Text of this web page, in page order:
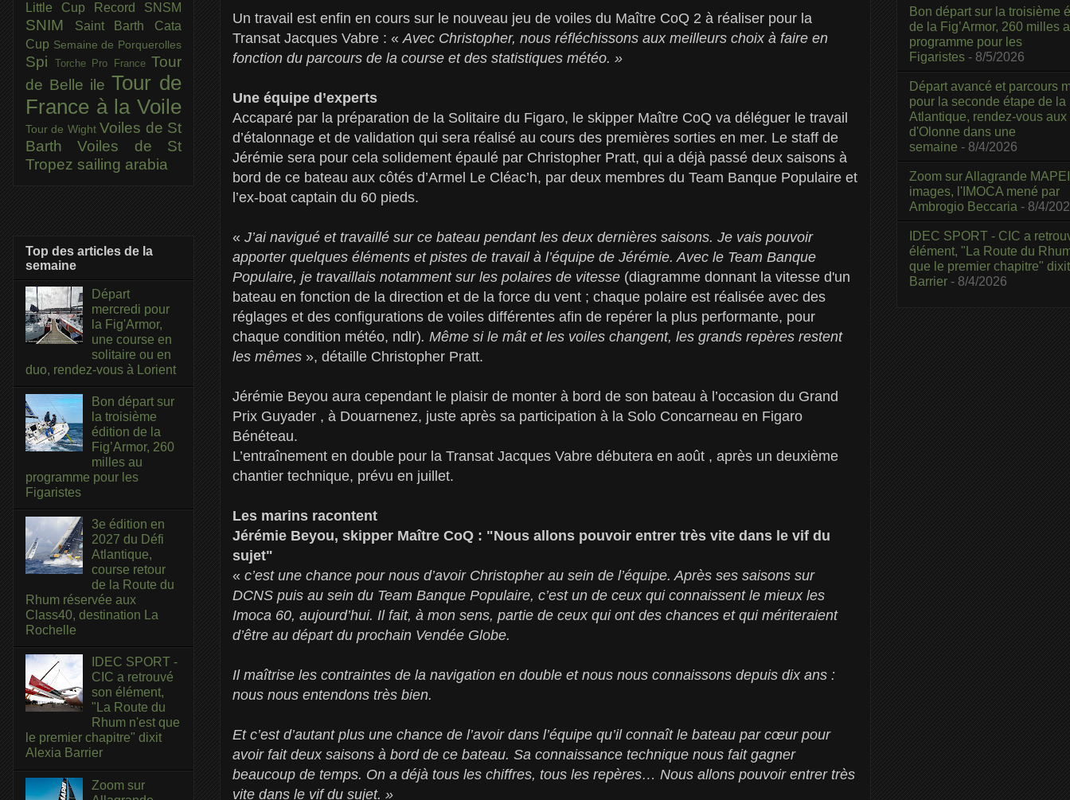
Un travail est enfin en cours sur le nouveau jeu de voiles du Maître CoQ 2 à réaliser pour la
Transat Jacques Vabre : « Avec Christopher, nous réfléchissons aux meilleurs choix à faire en
fonction du parcours de la course et des statistiques météo. »
Une équipe d’experts
Accaparé par la préparation de la Solitaire du Figaro, le skipper Maître CoQ va déléguer le travail
d’étalonnage et de validation qui sera réalisé au cours des premières sorties en mer. Le staff de
Jérémie sera pour cela solidement épaulé par Christopher Pratt, qui a déjà passé deux saisons à
bord de ce bateau aux côtés d’Armel Le Cléac’h, par deux membres du Team Banque Populaire et
l’ex-boat captain du 60 pieds.
« J’ai navigué et travaillé sur ce bateau pendant les deux dernières saisons. Je vais pouvoir
apporter quelques éléments et pistes de travail à l’équipe de Jérémie. Avec le Team Banque
Populaire, je travaillais notamment sur les polaires de vitesse (diagramme donnant la vitesse d'un
bateau en fonction de la direction et de la force du vent ; chaque polaire est réalisée avec des
réglages et des configurations de voiles différentes afin de repérer la plus performante, pour
chaque condition météo, ndlr). Même si le mât et les voiles changent, les grands repères restent
les mêmes », détaille Christopher Pratt.
Jérémie Beyou aura cependant le plaisir de monter à bord de son bateau à l’occasion du Grand
Prix Guyader , à Douarnenez, juste après sa participation à la Solo Concarneau en Figaro
Bénéteau.
L’entraînement en double pour la Transat Jacques Vabre débutera en août , après un deuxième
chantier technique, prévu en juillet.
Les marins racontent
Jérémie Beyou, skipper Maître CoQ : "Nous allons pouvoir entrer très vite dans le vif du
sujet"
« c’est une chance pour nous d’avoir Christopher au sein de l’équipe. Après ses saisons sur
DCNS puis au sein du Team Banque Populaire, c’est un de ceux qui connaissent le mieux les
Imoca 60, aujourd’hui. Il fait, à mon sens, partie de ceux qui ont des chances et qui mériteraient
d’être au départ du prochain Vendée Globe.
Il maîtrise les contraintes de la navigation en double et nous nous connaissons depuis dix ans :
nous nous entendons très bien.
Et c’est d’autant plus une chance de l’avoir dans l’équipe qu’il connaît le bateau par cœur pour
avoir fait deux saisons à bord de ce bateau. Sa connaissance technique nous fait gagner
beaucoup de temps. On a déjà tous les chiffres, tous les repères… Nous allons pouvoir entrer très
vite dans le vif du sujet. »
Little Cup Record SNSM
SNIM
Saint Barth Cata
Cup Semaine de Porquerolles
Spi Torche Pro France Tour
de Belle ile Tour de
France à la Voile
Tour de Wight Voiles de St
BarthVoiles de St
Tropez sailing arabia
Top des articles de la
semaine
Départ
mercredi pour
la Fig'Armor,
une course en
solitaire ou en
duo, rendez-vous à Lorient
Bon départ sur
la troisième
édition de la
Fig’Armor, 260
milles au
programme pour les
Figaristes
3e édition en
2027 du Défi
Atlantique,
course retour
de la Route du
Rhum réservée aux
Class40, destination La
Rochelle
IDEC SPORT -
CIC a retrouvé
son élément,
"La Route du
Rhum n'est que
le premier chapitre" dixit
Alexia Barrier
Zoom sur
Bon départ sur la troisième
de la Fig’Armor, 260 milles
programme pour les
Figaristes - 8/5/2026
Départ avancé et parcours
pour la seconde étape de la
Atlantique, rendez-vous
d'Olonne dans une
semaine - 8/4/2026
Zoom sur Allagrande
images, l'IMOCA mené par
Ambrogio Beccaria - 8/4/
IDEC SPORT - CIC a
élément, "La Route du
que le premier chapitre"
Barrier - 8/4/2026